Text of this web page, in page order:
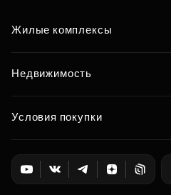
Жилые комплексы
Недвижимость
Условия покупки